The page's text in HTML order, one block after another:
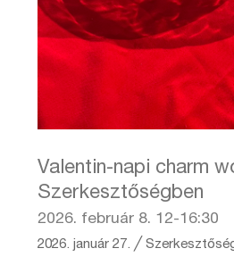
Valentin-napi charm
Szerkesztőségben
2026. február 8. 12-16:30
2026. január 27. ╱